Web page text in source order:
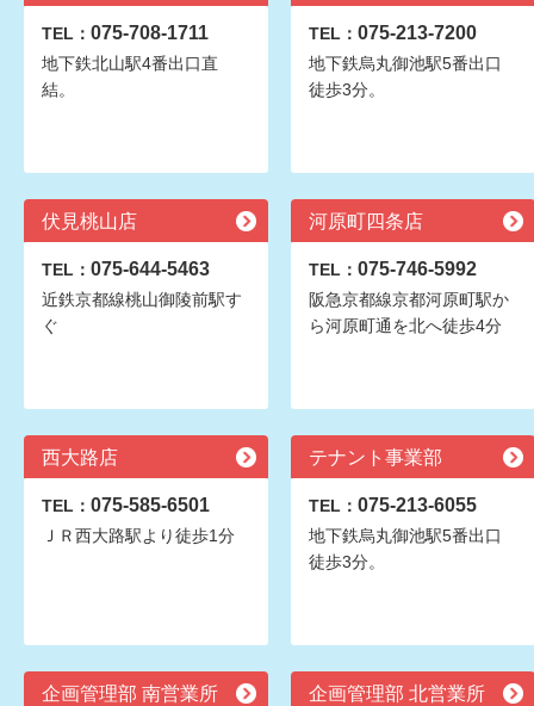
TEL： 075-708-1711
地下鉄北山駅4番出口直
結。
TEL： 075-213-7200
地下鉄烏丸御池駅5番出口
徒歩3分。
伏見桃山店
TEL： 075-644-5463
近鉄京都線桃山御陵前駅す
ぐ
河原町四条店
TEL： 075-746-5992
阪急京都線京都河原町駅か
ら河原町通を北へ徒歩4分
西大路店
TEL： 075-585-6501
ＪＲ西大路駅より徒歩1分
テナント事業部
TEL： 075-213-6055
地下鉄烏丸御池駅5番出口
徒歩3分。
企画管理部 南営業所 企画管理部 北営業所